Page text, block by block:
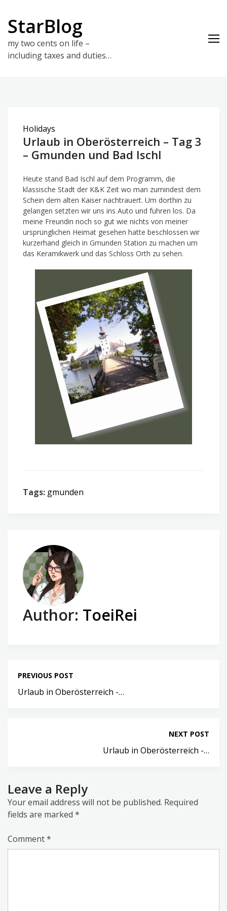
content
StarBlog
my two cents on life –
including taxes and duties…
Holidays
Urlaub in Oberösterreich – Tag 3
– Gmunden und Bad Ischl
Heute stand Bad Ischl auf dem Programm, die
klassische Stadt der K&K Zeit wo man zumindest dem
Schein dem alten Kaiser nachtrauert. Um dorthin zu
gelangen setzten wir uns ins Auto und fuhren los. Da
meine Freundin noch so gut wie nichts von meiner
ursprünglichen Heimat gesehen hatte beschlossen wir
kurzerhand gleich in Gmunden Station zu machen um
das Keramikwerk und das Schloss Orth zu sehen.
Tags: gmunden
Author: ToeiRei
PREVIOUS POST
Urlaub in Oberösterreich -…
NEXT POST
Urlaub in Oberösterreich -…
Leave a Reply
Your email address will not be published. Required
fields are marked *
Comment*